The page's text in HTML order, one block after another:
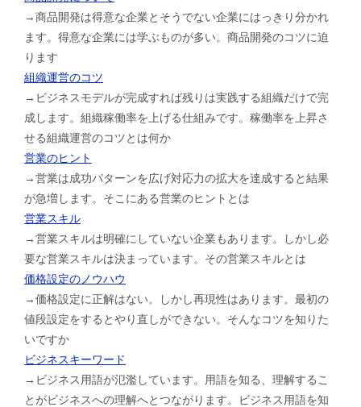
→商品開発は得意な企業とそうでない企業にはっきり分かれ
ます。得意な企業には学ぶものが多い。商品開発のコツに迫
ります
組織運営のコツ
→ビジネスモデルが完成すれば残りは実践する組織だけで完
成します。組織稼働率を上げる仕組みです。稼働率を上昇さ
せる組織運営のコツとは何か
営業のヒント
→営業は成功パターンを広げ対応力の拡大を達成すると結果
が急増します。そこにある営業のヒントとは
営業スキル
→営業スキルは明確にしていない企業もあります。しかし必
要な営業スキルは決まっています。その営業スキルとは
価格設定のノウハウ
→価格設定に正解はない。しかし再現性はあります。最初の
値段設定をするとやり直しができない。そんなコツを知りた
いですか
ビジネスキーワード
→ビジネス用語が氾濫しています。用語を知る、理解するこ
とがビジネスへの理解へとつながります。ビジネス用語を知